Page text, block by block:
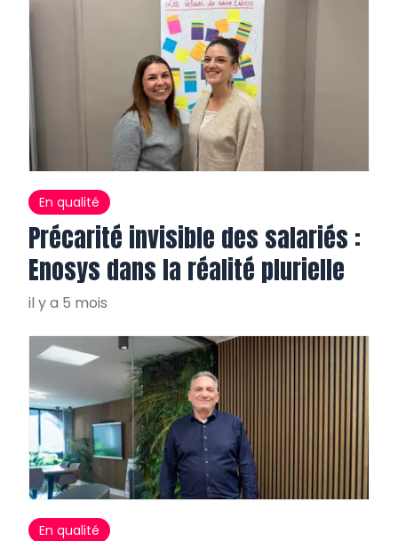
En qualité
Précarité invisible des salariés :
Enosys dans la réalité plurielle
il y a 5 mois
En qualité